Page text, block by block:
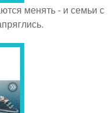
менять - и семьи с